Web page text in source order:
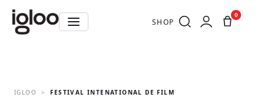
SHOP
0
IGLOO FESTIVAL INTENATIONAL DE FILM